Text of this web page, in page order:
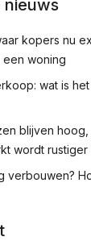
nieuws
kopers nu
woning
wat is
blijven hoog,
wordt rustiger
verbouwen?